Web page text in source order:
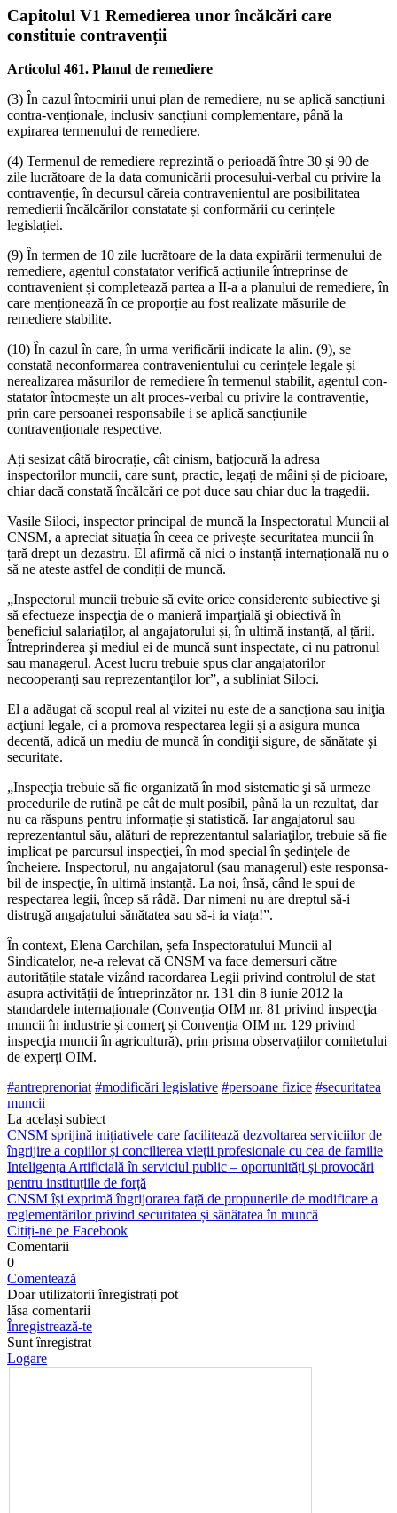
Capitolul V1 Remedierea unor încălcări care
constituie contravenții
Articolul 461. Planul de remediere
(3) În cazul întocmirii unui plan de re­mediere, nu se aplică sancțiuni
contra-venționale, inclusiv sancțiuni comple­mentare, până la
expirarea termenului de remediere.
(4) Termenul de remediere reprezintă o perioadă între 30 și 90 de
zile lucrătoare de la data comunicării procesului-verbal cu privire la
contravenție, în decursul căre­ia contravenientul are posibilitatea
reme­dierii încălcărilor constatate și conformării cu cerințele
legislației.
(9) În termen de 10 zile lucrătoare de la data expirării termenului de
remediere, agentul constatator verifică acțiunile în­treprinse de
contravenient și completează partea a II-a a planului de remediere, în
care menționează în ce proporție au fost realizate măsurile de
remediere stabilite.
(10) În cazul în care, în urma verifică­rii indicate la alin. (9), se
constată necon­formarea contravenientului cu cerințele legale și
nerealizarea măsurilor de reme­diere în termenul stabilit, agentul con­
statator întocmește un alt proces-verbal cu privire la contravenție,
prin care per­soanei responsabile i se aplică sancțiunile
contravenționale respective.
Ați sesizat câtă birocrație, cât cinism, batjocură la adresa
inspectorilor muncii, care sunt, practic, legați de mâini și de pi­cioare,
chiar dacă constată încălcări ce pot duce sau chiar duc la tragedii.
Vasile Siloci, inspector principal de mun­că la Inspectoratul Muncii al
CNSM, a apre­ciat situația în ceea ce privește securitatea muncii în
țară drept un dezastru. El afirmă că nici o instanță internațională nu o
să ne ateste astfel de condiții de muncă.
„Inspectorul muncii trebuie să evite orice considerente subiective şi
să efec­tueze inspecţia de o manieră imparţia­lă şi obiectivă în
beneficiul salariaților, al angajatorului și, în ultimă instanță, al țării.
Întreprinderea şi mediul ei de muncă sunt inspectate, ci nu patronul
sau managerul. Acest lucru trebuie spus clar angajatorilor
necooperanţi sau reprezentanţilor lor”, a subliniat Siloci.
El a adăugat că scopul real al vizitei nu este de a sancţiona sau iniţia
acţiuni le­gale, ci a promova respectarea legii și a asigura munca
decentă, adică un mediu de muncă în condiţii sigure, de sănătate şi
securitate.
„Inspecţia trebuie să fie organizată în mod sistematic şi să urmeze
proceduri­le de rutină pe cât de mult posibil, până la un rezultat, dar
nu ca răspuns pentru informație și statistică. Iar angajatorul sau
reprezentantul său, alături de reprezen­tantul salariaţilor, trebuie să fie
implicat pe parcursul inspecţiei, în mod special în şedinţele de
încheiere. Inspectorul, nu an­gajatorul (sau managerul) este responsa­
bil de inspecţie, în ultimă instanță. La noi, însă, când le spui de
respectarea legii, în­cep să râdă. Dar nimeni nu are dreptul să-i
distrugă angajatului sănătatea sau să-i ia viața!”.
În context, Elena Carchilan, șefa In­spectoratului Muncii al
Sindicatelor, ne-a relevat că CNSM va face demersuri către
autoritățile statale vizând racordarea Legii privind controlul de stat
asupra activității de întreprinzător nr. 131 din 8 iunie 2012 la
standardele internaționale (Convenția OIM nr. 81 privind inspecţia
muncii în in­dustrie și comerţ și Convenția OIM nr. 129 privind
inspecţia muncii în agricultură), prin prisma observațiilor comitetului
de experți OIM.
#antreprenoriat #modificări legislative #persoane fizice #securitatea
muncii
La același subiect
CNSM sprijină inițiativele care facilitează dezvoltarea serviciilor de
îngrijire a copiilor și concilierea vieții profesionale cu cea de familie
Inteligența Artificială în serviciul public – oportunități și provocări
pentru instituțiile de forță
CNSM își exprimă îngrijorarea față de propunerile de modificare a
reglementărilor privind securitatea și sănătatea în muncă
Citiți-ne pe Facebook
Comentarii
0
Comentează
Doar utilizatorii înregistrați pot
lăsa comentarii
Înregistrează-te
Sunt înregistrat
Logare